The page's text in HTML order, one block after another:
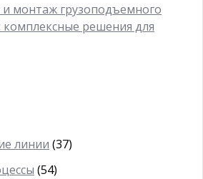
монтаж грузоподъемного
комплексные решения для
линии (37)
(54)